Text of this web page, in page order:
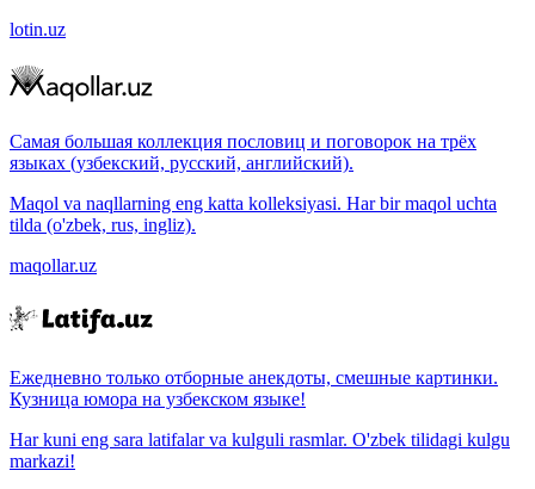
lotin.uz
Самая большая коллекция пословиц и поговорок на трёх
языках (узбекский, русский, английский).
Maqol va naqllarning eng katta kolleksiyasi. Har bir maqol uchta
tilda (o'zbek, rus, ingliz).
maqollar.uz
Ежедневно только отборные анекдоты, смешные картинки.
Кузница юмора на узбекском языке!
Har kuni eng sara latifalar va kulguli rasmlar. O'zbek tilidagi kulgu
markazi!